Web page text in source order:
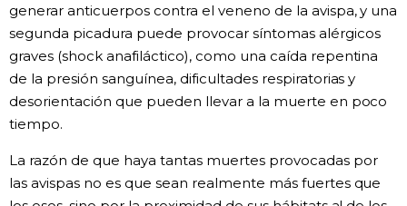
generar anticuerpos contra el veneno de la avispa, y una
segunda picadura puede provocar síntomas alérgicos
graves (shock anafiláctico), como una caída repentina
de la presión sanguínea, dificultades respiratorias y
desorientación que pueden llevar a la muerte en poco
tiempo.
La razón de que haya tantas muertes provocadas por
las avispas no es que sean realmente más fuertes que